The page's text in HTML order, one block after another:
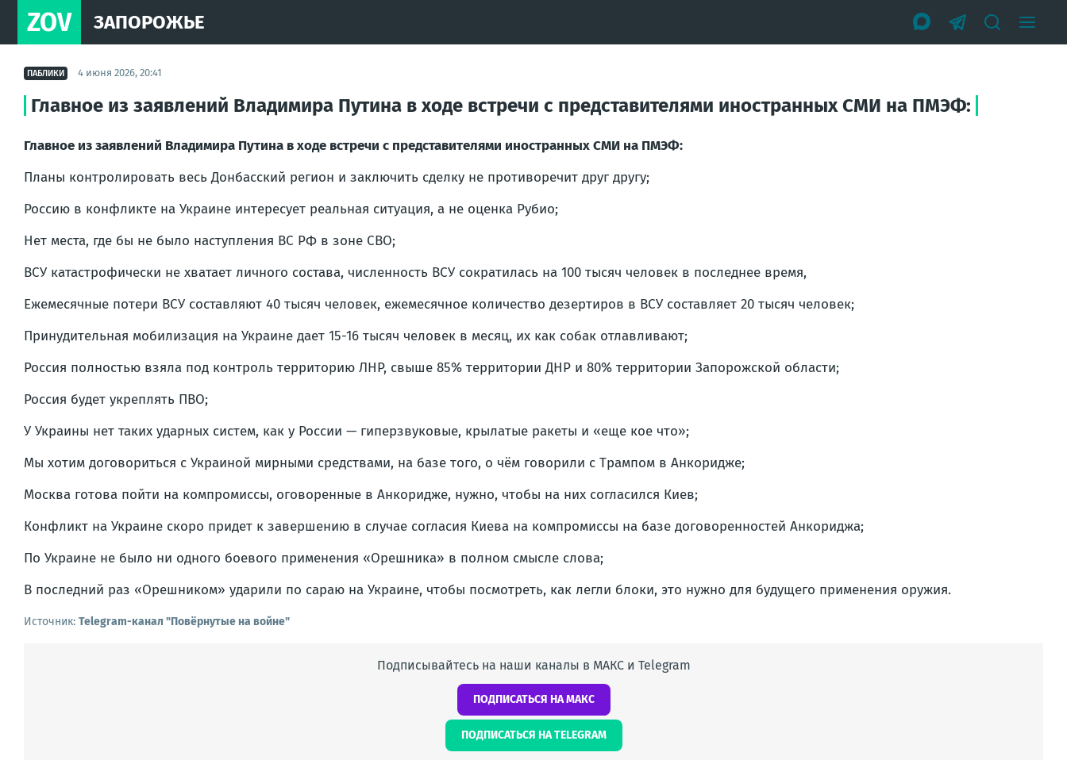
ZOV ЗАПОРОЖЬЕ
ПАБЛИКИ 4 июня 2026, 20:41
Главное из заявлений Владимира Путина в ходе встречи с представителями иностранных СМИ на ПМЭФ:
Главное из заявлений Владимира Путина в ходе встречи с представителями иностранных СМИ на ПМЭФ:
Планы контролировать весь Донбасский регион и заключить сделку не противоречит друг другу;
Россию в конфликте на Украине интересует реальная ситуация, а не оценка Рубио;
Нет места, где бы не было наступления ВС РФ в зоне СВО;
ВСУ катастрофически не хватает личного состава, численность ВСУ сократилась на 100 тысяч человек в последнее время,
Ежемесячные потери ВСУ составляют 40 тысяч человек, ежемесячное количество дезертиров в ВСУ составляет 20 тысяч человек;
Принудительная мобилизация на Украине дает 15-16 тысяч человек в месяц, их как собак отлавливают;
Россия полностью взяла под контроль территорию ЛНР, свыше 85% территории ДНР и 80% территории Запорожской области;
Россия будет укреплять ПВО;
У Украины нет таких ударных систем, как у России — гиперзвуковые, крылатые ракеты и «еще кое что»;
Мы хотим договориться с Украиной мирными средствами, на базе того, о чём говорили с Трампом в Анкоридже;
Москва готова пойти на компромиссы, оговоренные в Анкоридже, нужно, чтобы на них согласился Киев;
Конфликт на Украине скоро придет к завершению в случае согласия Киева на компромиссы на базе договоренностей Анкориджа;
По Украине не было ни одного боевого применения «Орешника» в полном смысле слова;
В последний раз «Орешником» ударили по сараю на Украине, чтобы посмотреть, как легли блоки, это нужно для будущего применения оружия.
Источник: Telegram-канал "Повёрнутые на войне"
Подписывайтесь на наши каналы в МАКС и Telegram
ПОДПИСАТЬСЯ НА МАКС
ПОДПИСАТЬСЯ НА TELEGRAM